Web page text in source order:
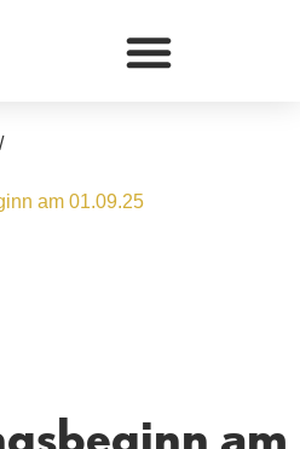
am 01.09.25
am